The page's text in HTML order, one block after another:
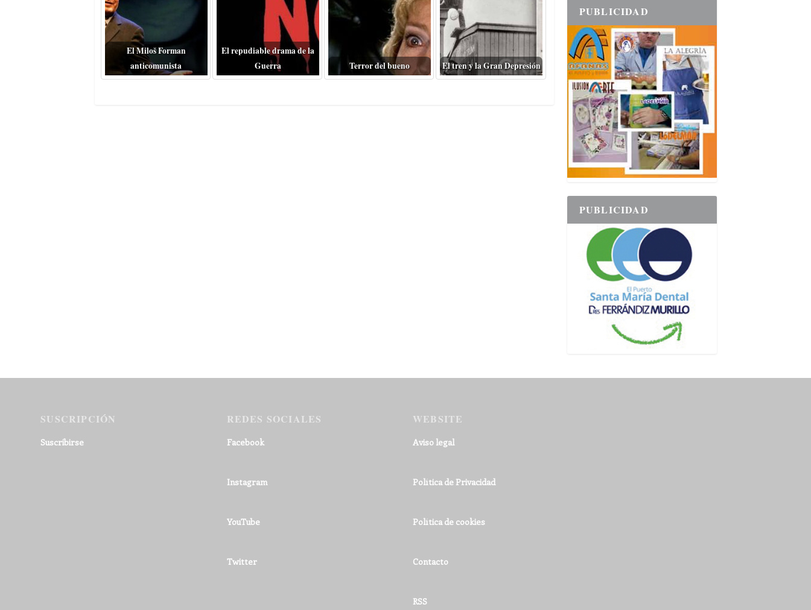
El Miloš Forman
anticomunista
El repudiable drama de la
Guerra
Terror del bueno El tren y la Gran Depresión
PUBLICIDAD
PUBLICIDAD
SUSCRIPCIÓN
Suscribirse
REDES SOCIALES
Facebook
Instagram
YouTube
Twitter
WEBSITE
Aviso legal
Política de Privacidad
Política de cookies
Contacto
RSS